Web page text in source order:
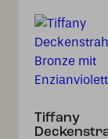
Tiffany